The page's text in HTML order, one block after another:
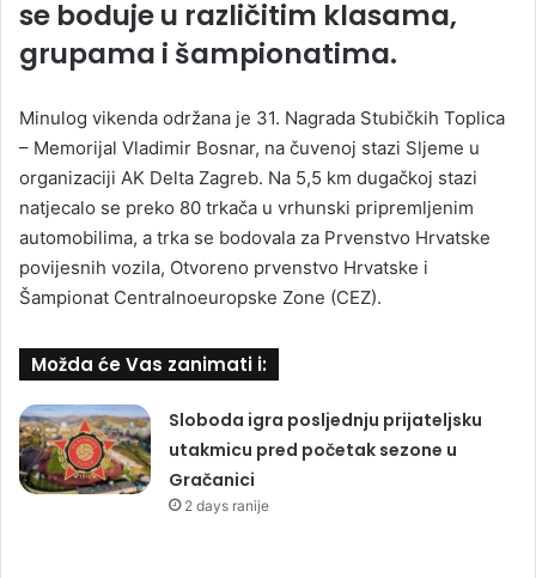
se boduje u različitim klasama,
grupama i šampionatima.
Minulog vikenda održana je 31. Nagrada Stubičkih Toplica
– Memorijal Vladimir Bosnar, na čuvenoj stazi Sljeme u
organizaciji AK Delta Zagreb. Na 5,5 km dugačkoj stazi
natjecalo se preko 80 trkača u vrhunski pripremljenim
automobilima, a trka se bodovala za Prvenstvo Hrvatske
povijesnih vozila, Otvoreno prvenstvo Hrvatske i
Šampionat Centralnoeuropske Zone (CEZ).
Možda će Vas zanimati i:
Sloboda igra posljednju prijateljsku
utakmicu pred početak sezone u
Gračanici
2 days ranije